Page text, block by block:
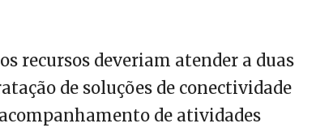
recursos deveriam atender a duas
de soluções de conectividade
de atividades